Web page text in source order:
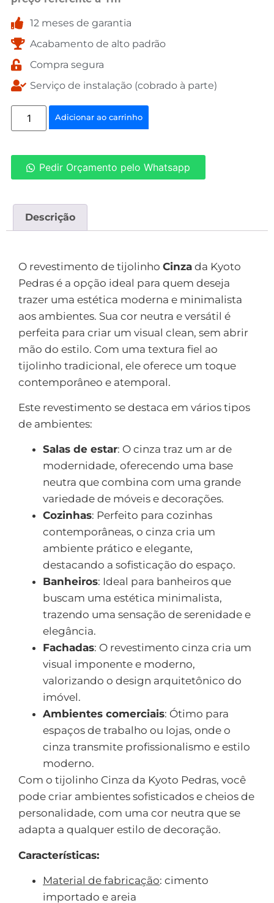
12 meses de garantia
Acabamento de alto padrão
Compra segura
Serviço de instalação (cobrado à parte)
Adicionar ao carrinho
Pedir Orçamento pelo Whatsapp
Descrição
O revestimento de tijolinho Cinza da Kyoto
Pedras é a opção ideal para quem deseja
trazer uma estética moderna e minimalista
aos ambientes. Sua cor neutra e versátil é
perfeita para criar um visual clean, sem abrir
mão do estilo. Com uma textura fiel ao
tijolinho tradicional, ele oferece um toque
contemporâneo e atemporal.
Este revestimento se destaca em vários tipos
de ambientes:
Salas de estar: O cinza traz um ar de
modernidade, oferecendo uma base
neutra que combina com uma grande
variedade de móveis e decorações.
Cozinhas: Perfeito para cozinhas
contemporâneas, o cinza cria um
ambiente prático e elegante,
destacando a sofisticação do espaço.
Banheiros: Ideal para banheiros que
buscam uma estética minimalista,
trazendo uma sensação de serenidade e
elegância.
Fachadas: O revestimento cinza cria um
visual imponente e moderno,
valorizando o design arquitetônico do
imóvel.
Ambientes comerciais: Ótimo para
espaços de trabalho ou lojas, onde o
cinza transmite profissionalismo e estilo
moderno.
Com o tijolinho Cinza da Kyoto Pedras, você
pode criar ambientes sofisticados e cheios de
personalidade, com uma cor neutra que se
adapta a qualquer estilo de decoração.
Características:
Material de fabricação: cimento
importado e areia